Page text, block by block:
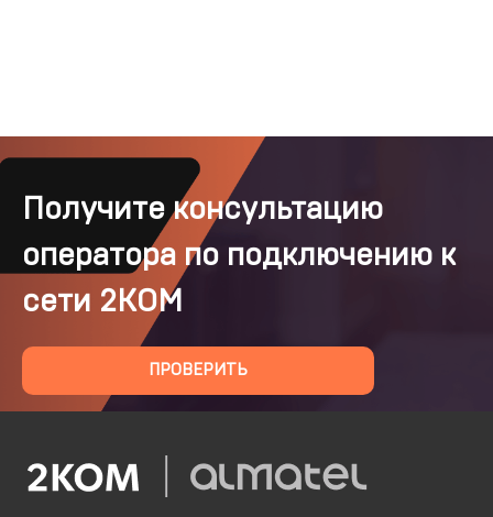
Получите консультацию
оператора по подключению к
сети 2КОМ
ПРОВЕРИТЬ